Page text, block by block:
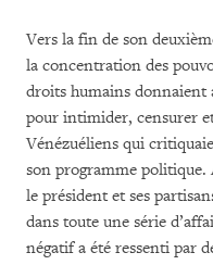
Vers la fin de son
la concentration des
droits humains donnaient
pour intimider, censurer
Vénézuéliens qui
son programme politique.
le président et ses
dans toute une série
négatif a été ressenti par